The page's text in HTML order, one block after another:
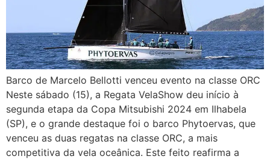
Barco de Marcelo Bellotti venceu evento na classe ORC
Neste sábado (15), a Regata VelaShow deu início à
segunda etapa da Copa Mitsubishi 2024 em Ilhabela
(SP), e o grande destaque foi o barco Phytoervas, que
venceu as duas regatas na classe ORC, a mais
competitiva da vela oceânica. Este feito reafirma a